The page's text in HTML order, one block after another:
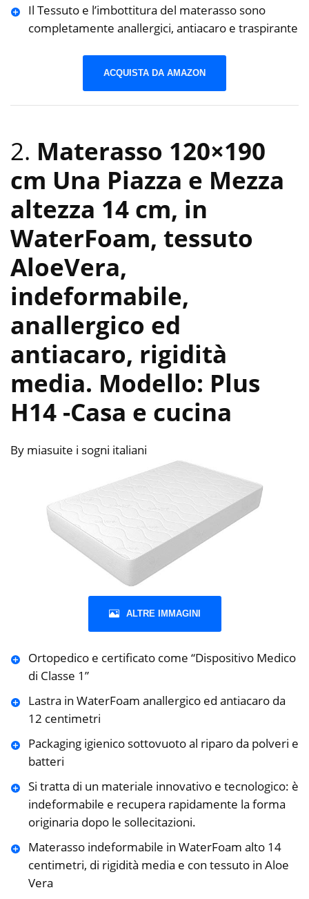
Il Tessuto e l’imbottitura del materasso sono
completamente anallergici, antiacaro e traspirante
ACQUISTA DA AMAZON
2. Materasso 120×190
cm Una Piazza e Mezza
altezza 14 cm, in
WaterFoam, tessuto
AloeVera,
indeformabile,
anallergico ed
antiacaro, rigidità
media. Modello: Plus
H14 -Casa e cucina
By miasuite i sogni italiani
ALTRE IMMAGINI
Ortopedico e certificato come “Dispositivo Medico
di Classe 1”
Lastra in WaterFoam anallergico ed antiacaro da
12 centimetri
Packaging igienico sottovuoto al riparo da polveri e
batteri
Si tratta di un materiale innovativo e tecnologico: è
indeformabile e recupera rapidamente la forma
originaria dopo le sollecitazioni.
Materasso indeformabile in WaterFoam alto 14
centimetri, di rigidità media e con tessuto in Aloe
Vera